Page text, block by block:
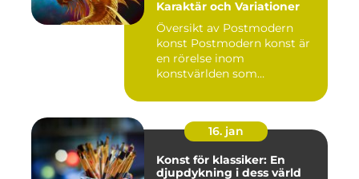
Karaktär och Variationer
Översikt av Postmodern
konst Postmodern konst är
en rörelse inom
konstvärlden som
16. jan
Konst för klassiker: En
djupdykning i dess värld